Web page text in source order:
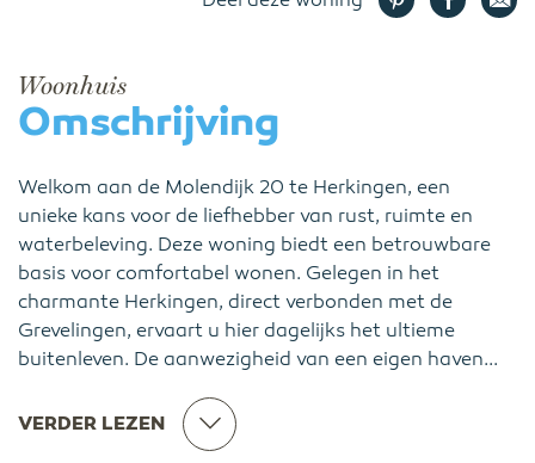
Woonhuis
Omschrijving
Welkom aan de Molendijk 20 te Herkingen, een
unieke kans voor de liefhebber van rust, ruimte en
waterbeleving. Deze woning biedt een betrouwbare
basis voor comfortabel wonen. Gelegen in het
charmante Herkingen, direct verbonden met de
Grevelingen, ervaart u hier dagelijks het ultieme
buitenleven. De aanwezigheid van een eigen haven...
VERDER LEZEN